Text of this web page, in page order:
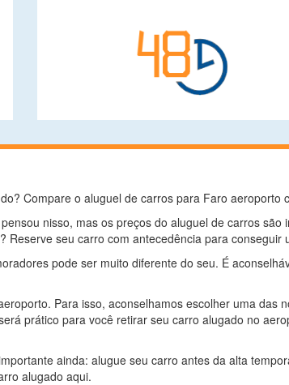
Compare o aluguel de carros para Faro aeroporto
nisso, mas os preços do aluguel de carros
Reserve seu carro com antecedência para conseguir
pode ser muito diferente do seu. É
Para isso, aconselhamos escolher uma das
prático para você retirar seu carro alugado no
ainda: alugue seu carro antes da alta
alugado aqui.